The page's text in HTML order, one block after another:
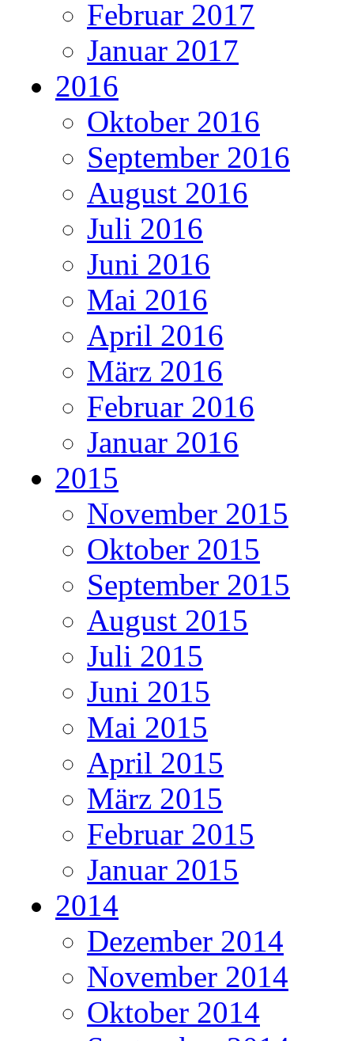
Februar 2017
Januar 2017
2016
Oktober 2016
September 2016
August 2016
Juli 2016
Juni 2016
Mai 2016
April 2016
März 2016
Februar 2016
Januar 2016
2015
November 2015
Oktober 2015
September 2015
August 2015
Juli 2015
Juni 2015
Mai 2015
April 2015
März 2015
Februar 2015
Januar 2015
2014
Dezember 2014
November 2014
Oktober 2014